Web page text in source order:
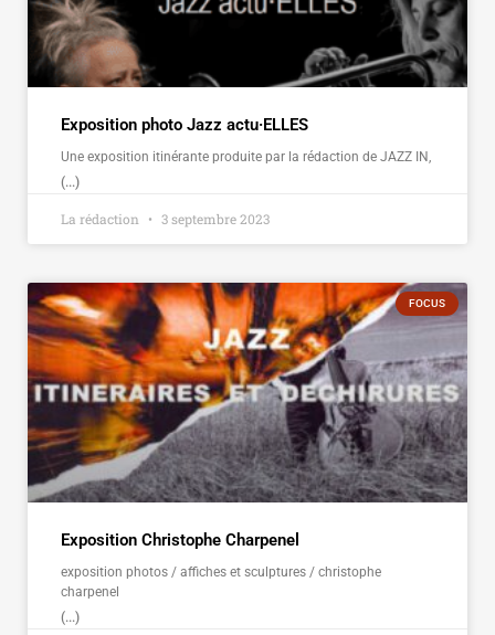
Exposition photo Jazz actu·ELLES
Une exposition itinérante produite par la rédaction de JAZZ IN,
(...)
La rédaction 3 septembre 2023
FOCUS
Exposition Christophe Charpenel
exposition photos / affiches et sculptures / christophe
charpenel
(...)